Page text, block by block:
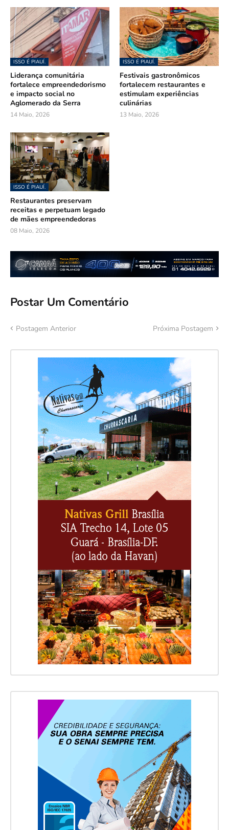
ISSO É PIAUÍ.
Liderança comunitária
fortalece empreendedorismo
e impacto social no
Aglomerado da Serra
14 Maio, 2026
ISSO É PIAUÍ.
Festivais gastronômicos
fortalecem restaurantes e
estimulam experiências
culinárias
13 Maio, 2026
ISSO É PIAUÍ.
Restaurantes preservam
receitas e perpetuam legado
de mães empreendedoras
08 Maio, 2026
Postar Um Comentário
Postagem Anterior Próxima Postagem